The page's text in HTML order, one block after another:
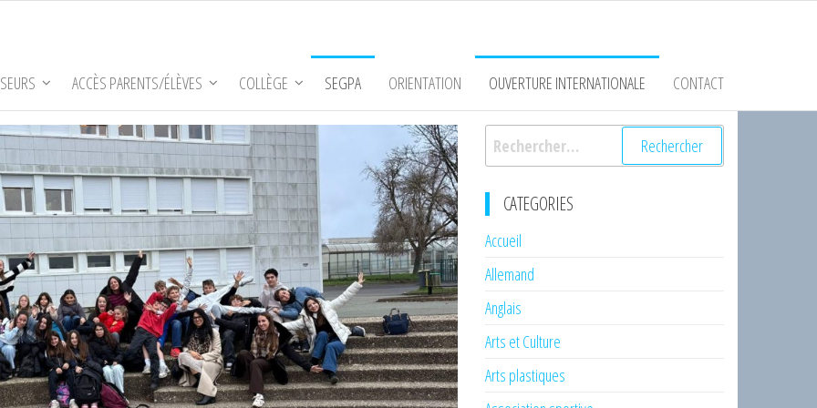
ACCÈS PARENTS/ÉLÈVES COLLÈGE SEGPA ORIENTATION OUVERTURE INTERNATIONALE CONTACT
Rechercher :
CATEGORIES
Accueil
Allemand
Anglais
Arts et Culture
Arts plastiques